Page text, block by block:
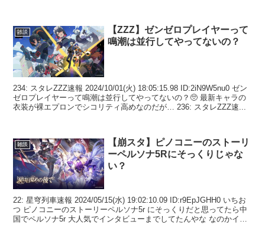
雑談
【ZZZ】ゼンゼロプレイヤーって
鳴潮は並行してやってないの？
234: スタレZZZ速報 2024/10/01(火) 18:05:15.98 ID:2iN9W5nu0 ゼン
ゼロプレイヤーって鳴潮は並行してやってないの？🥺 最新キャラの
衣装が裸エプロンでシコリティ高めなのだが… 236: スタレZZZ速...
雑談
【崩スタ】ピノコニーのストーリ
ーペルソナ5Rにそっくりじゃな
い？
22: 星穹列車速報 2024/05/15(水) 19:02:10.09 ID:r9EpJGHH0 いちお
つ ピノコニーのストーリーペルソナ5r にそっくりだと思ってたら中
国でペルソナ5r 大人気でインタビューまでしてたんやな なのかイラ